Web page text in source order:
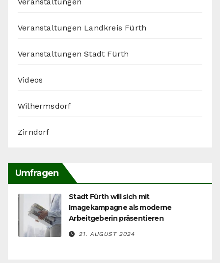
Veranstaltungen Landkreis Fürth
Veranstaltungen Stadt Fürth
Videos
Wilhermsdorf
Zirndorf
Umfragen
Stadt Fürth will sich mit
Imagekampagne als moderne
Arbeitgeberin präsentieren
21. AUGUST 2024